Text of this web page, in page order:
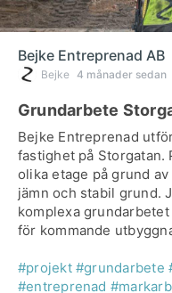
Bejke Entreprenad AB
Bejke 4 månader sedan
Grundarbete
Bejke Entreprenad
fastighet på Storgatan.
olika etage på grund
jämn och stabil grund.
komplexa
för kommande
#projekt #grundarbete
#entreprenad